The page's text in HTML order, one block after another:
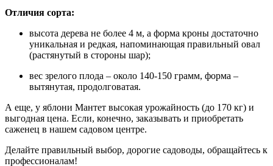
Отличия сорта:
высота дерева не более 4 м, а форма кроны достаточно
уникальная и редкая, напоминающая правильный овал
(растянутый в стороны шар);
вес зрелого плода – около 140-150 грамм, форма –
вытянутая, продолговатая.
А еще, у яблони Мантет высокая урожайность (до 170 кг) и
выгодная цена. Если, конечно, заказывать и приобретать
саженец в нашем садовом центре.
Делайте правильный выбор, дорогие садоводы, обращайтесь к
профессионалам!